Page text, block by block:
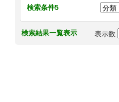
検索条件5
検索結果一覧表示 表示数